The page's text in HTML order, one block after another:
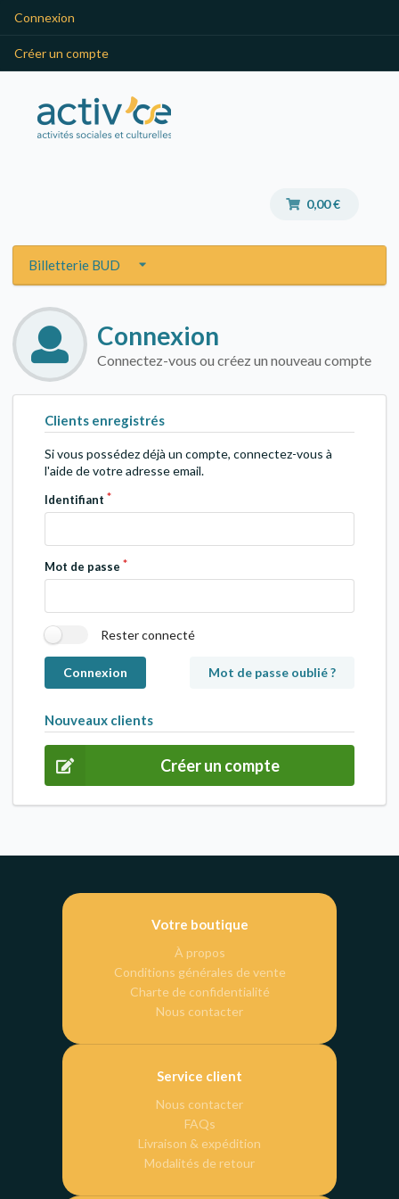
Connexion
Créer un compte
0,00 €
Billetterie BUD
Connexion
Connectez-vous ou créez un nouveau compte
Clients enregistrés
Si vous possédez déjà un compte, connectez-vous à
l'aide de votre adresse email.
Identifiant
Mot de passe
Rester connecté
Connexion Mot de passe oublié ?
Nouveaux clients
Créer un compte
Votre boutique
À propos
Conditions générales de vente
Charte de confidentialité
Nous contacter
Service client
Nous contacter
FAQs
Livraison & expédition
Modalités de retour